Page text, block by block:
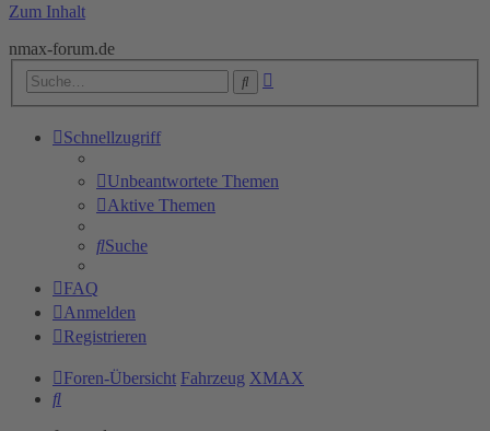
Zum Inhalt
nmax-forum.de
Suche
Schnellzugriff
Unbeantwortete Themen
Aktive Themen
Suche
FAQ
Anmelden
Registrieren
Foren-Übersicht Fahrzeug XMAX
Suche